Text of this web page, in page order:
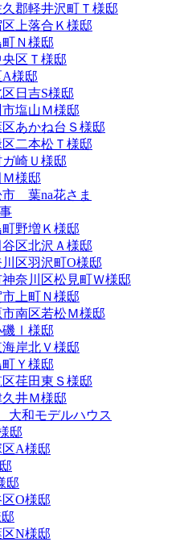
久郡軽井沢町Ｔ様邸
区上落合Ｋ様邸
町Ｎ様邸
央区Ｔ様邸
A様邸
区日吉S様邸
市塩山Ｍ様邸
区あかね台Ｓ様邸
区二本松Ｔ様邸
ガ崎Ｕ様邸
Ｍ様邸
市 葉na花さま
町野増Ｋ様邸
谷区北沢Ａ様邸
川区羽沢町O様邸
神奈川区松見町Ｗ様邸
市上町Ｎ様邸
市南区若松Ｍ様邸
磯Ⅰ様邸
海岸北Ｖ様邸
町Ｙ様邸
区荏田東Ｓ様邸
久井Ｍ様邸
大和モデルハウス
邸
区A様邸
邸
区O様邸
区N様邸